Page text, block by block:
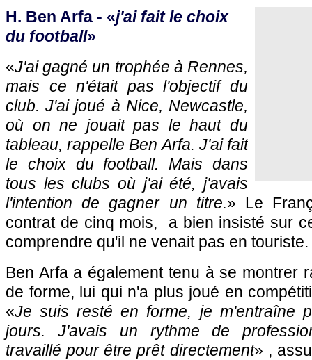
H. Ben Arfa - «j'ai fait le choix
du football»
«J'ai gagné un trophée à Rennes,
mais ce n'était pas l'objectif du
club. J'ai joué à Nice, Newcastle,
où on ne jouait pas le haut du
tableau, rappelle Ben Arfa. J'ai fait
le choix du football. Mais dans
tous les clubs où j'ai été, j'avais
l'intention de gagner un titre.» Le
contrat de cinq mois, a bien insisté sur
comprendre qu'il ne venait pas en touriste.
Ben Arfa a également tenu à se montrer
de forme, lui qui n'a plus joué en
«Je suis resté en forme, je m'entraîne
jours. J'avais un rythme de
travaillé pour être prêt directement» ,